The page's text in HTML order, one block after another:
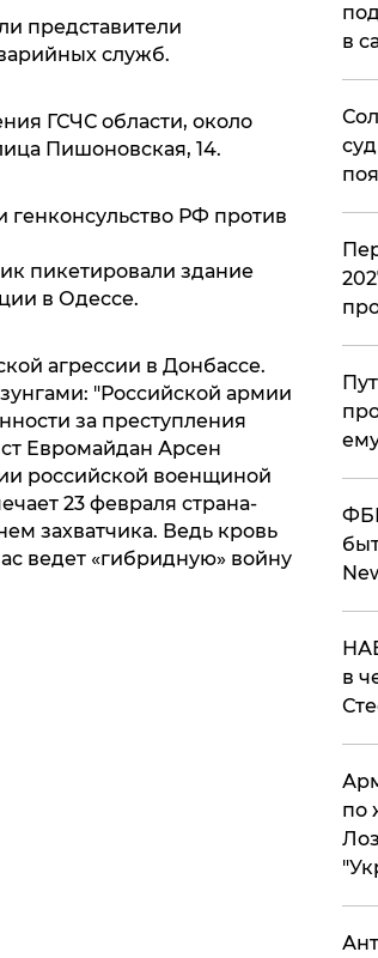
представители
служб.
ГСЧС области, около
Пишоновская, 14.
РФ против
пикетировали здание
в Одессе.
агрессии в Донбассе.
"Российской армии
за преступления
Евромайдан Арсен
российской военщиной
23 февраля страна-
захватчика. Ведь кровь
ведет «гибридную» войну
в
в
по